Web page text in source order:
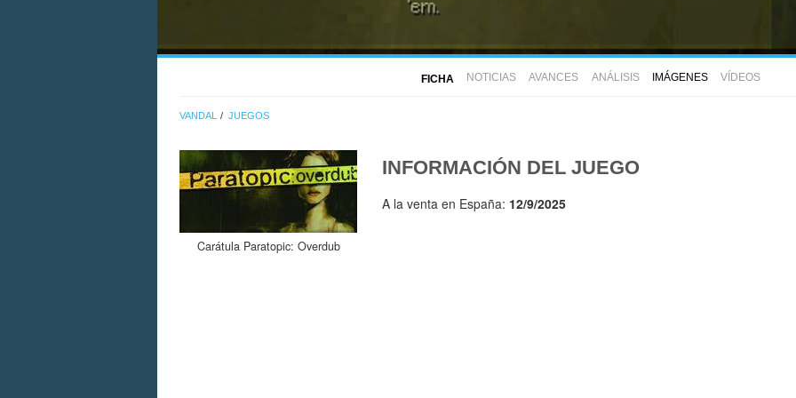
FICHA NOTICIAS AVANCES ANÁLISIS IMÁGENES VÍDEOS
VANDAL JUEGOS
Carátula Paratopic: Overdub
INFORMACIÓN DEL JUEGO
A la venta en España: 12/9/2025